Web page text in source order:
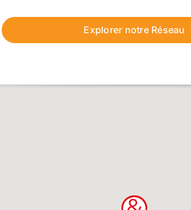
Explorer notre Réseau